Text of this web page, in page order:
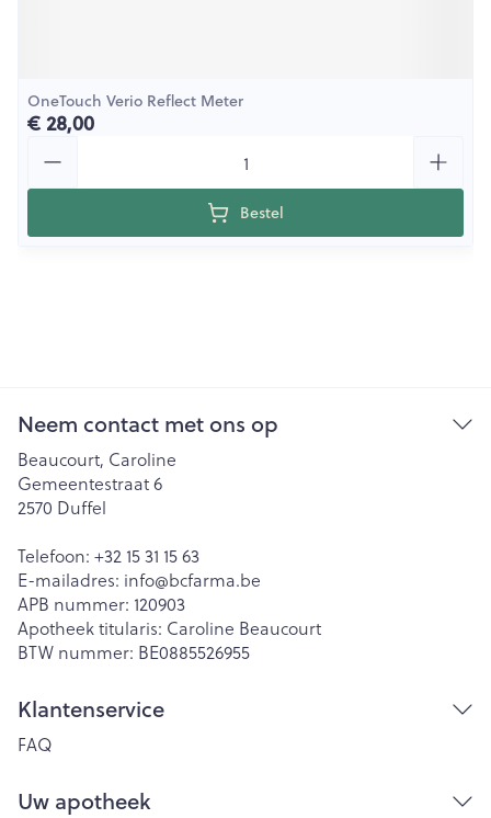
OneTouch Verio Reflect Meter
€ 28,00
Bestel
Neem contact met ons op
Beaucourt, Caroline
Gemeentestraat 6
2570 Duffel
Telefoon: +32 15 31 15 63
E-mailadres: info@bcfarma.be
APB nummer: 120903
Apotheek titularis: Caroline Beaucourt
BTW nummer: BE0885526955
Klantenservice
FAQ
Uw apotheek